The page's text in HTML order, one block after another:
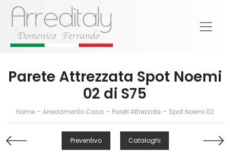
Parete Attrezzata Spot Noemi
02 di S75
Home - Arredamento Casa - Pareti Attrezzate - Spot Noemi 02
Preventivo Cataloghi